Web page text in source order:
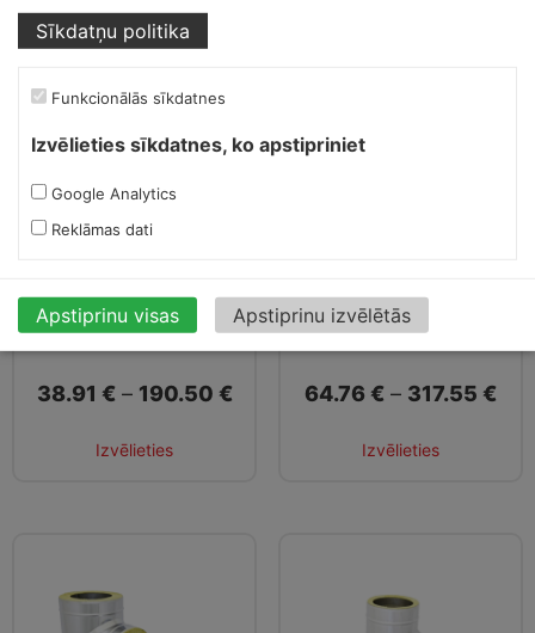
Izolētā dūmvada
caurule L-500
38.91 € – 190.50 €
Izvēlieties
Izolētā dūmvada
caurule L-1000
64.76€ – 317.55 €
Izvēlieties
Sīkdatņu politika
Funkcionālās sīkdatnes
Izvēlieties sīkdatnes, ko apstipriniet
Google Analytics
Reklāmas dati
Apstiprinu visas Apstiprinu izvēlētās